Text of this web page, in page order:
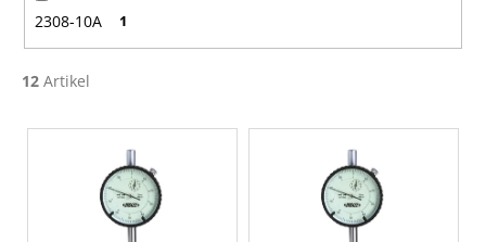
2308-10A 1
12 Artikel
L